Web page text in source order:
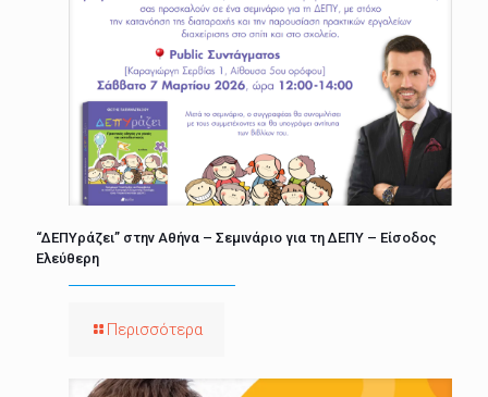
“ΔΕΠΥράζει” στην Αθήνα – Σεμινάριο για τη ΔΕΠΥ – Είσοδος
Ελεύθερη
Περισσότερα